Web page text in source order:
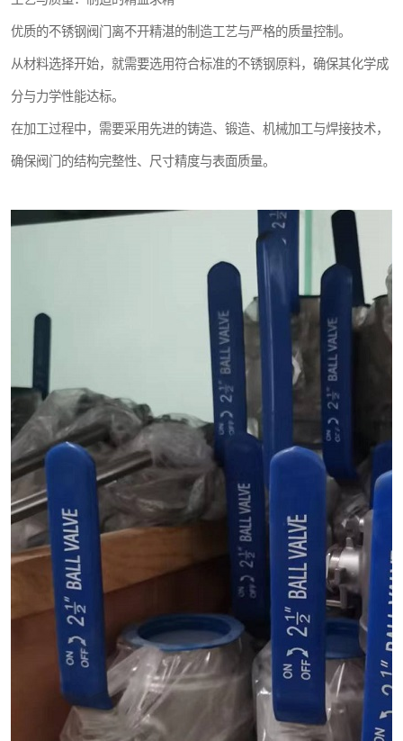
优质的不锈钢阀门离不开精湛的制造工艺与严格的质量控制。
从材料选择开始，就需要选用符合标准的不锈钢原料，确保其化学成
分与力学性能达标。
在加工过程中，需要采用先进的铸造、锻造、机械加工与焊接技术，
确保阀门的结构完整性、尺寸精度与表面质量。